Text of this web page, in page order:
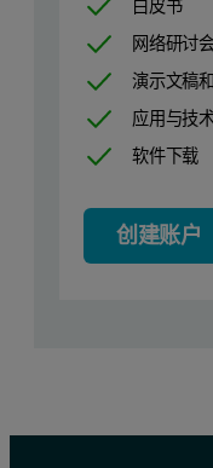
除此之外，仪器的
单击上面的链接以
Mastersizer
在 Mastersizer
图 1 证明了这种方
白皮书
网络研讨
演示文稿
应用与技
软件下载
创建账户